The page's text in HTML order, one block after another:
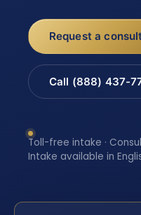
Request a
Call (888) 437-
Toll-free intake ·
Intake available in